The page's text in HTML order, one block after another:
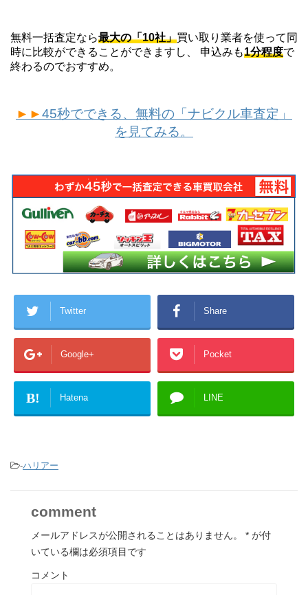
無料一括査定なら最大の「10社」買い取り業者を使って同
時に比較ができることができますし、 申込みも1分程度で
終わるのでおすすめ。
►►45秒でできる、無料の「ナビクル車査定」
を見てみる。
Twitter Share
Google+ Pocket
B! Hatena LINE
-ハリアー
comment
メールアドレスが公開されることはありません。 * が付
いている欄は必須項目です
コメント